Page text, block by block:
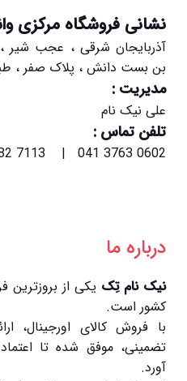
نشانی فروشگاه مرکزی
آذربایجان شرقی ، عجب شیر
بن بست دانش ، پلاک صفر ،
مدیریت :
علی نیک نام
تلفن تماس :
0602 3763 041 | 7113 382 0930
درباره ما
نیک نام تِک یکی از
کشور است.
با فروش کالای اورجینال،
تضمینی، موفق شده تا
آورد.